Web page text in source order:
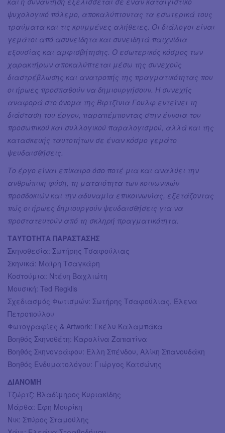
ψυχολογικό πόλεμο, αποκαλύπτοντας τα εσωτερικά τους
τραύματα και τις κρυμμένες αλήθειες. Οι διάλογοι είναι
γεμάτοι από ασυνείδητα και συνειδητά παιχνίδια
εξουσίας και αμφισβήτησης. Ο εσωτερικός κόσμος των
χαρακτήρων αποκαλύπτεται μέσω της συνεχούς
διαστρέβλωσης και ανατροπής της πραγματικότητας που
οι ήρωες προσπαθούν να δημιουργήσουν. Η συνεχής
αναφορά στο όνομα της Βιρτζίνια Γουλφ εντείνει τη
διάσταση του έργου, παραπέμποντας στην έννοια του
προσωπικού και συλλογικού παραλογισμού, αλλά και της
κατασκευής ταυτοτήτων σε έναν κόσμο γεμάτο
ψευδαισθήσεις.
Το έργο είναι επίκαιρο όσο ποτέ μια και αναλύει την
ανθρώπινη φύση, τη ματαιότητα των κοινωνικών
προσδοκιών και την αδυναμία επικοινωνίας, εξετάζοντας
πώς οι ήρωες δημιουργούν ψευδαισθήσεις για να
προστατευτούν από τη σκληρή πραγματικότητα.
ΤΑΥΤΟΤΗΤΑ ΠΑΡΑΣΤΑΣΗΣ
Σκηνοθεσία: Σωτήρης Τσαφούλιας
Σκηνικά: Μαίρη Τσαγκάρη
Κοστούμια: Ντένη Βαχλιώτη
Μουσική: Ted Regklis
Σχεδιασμός Φωτισμών: Σωτήρης Τσαφούλιας, Έλενα
Πετροπούλου
Φωτογραφίες & Artwork: Γκέλυ Καλαμπάκα
Βοηθός Σκηνοθέτη: Καρολίνα Ζαπατίνα
Βοηθός Σκηνογράφου: Έλλη Σπένδου, Αλίκη Σπανουδάκη
Βοηθός Ενδυματολόγου: Γιώργος Κατσώνης
ΔΙΑΝΟΜΗ
Τζώρτζ: Βλαδίμηρος Κυριακίδης
Μάρθα: Έφη Μουρίκη
Νικ: Σπύρος Σταμούλης